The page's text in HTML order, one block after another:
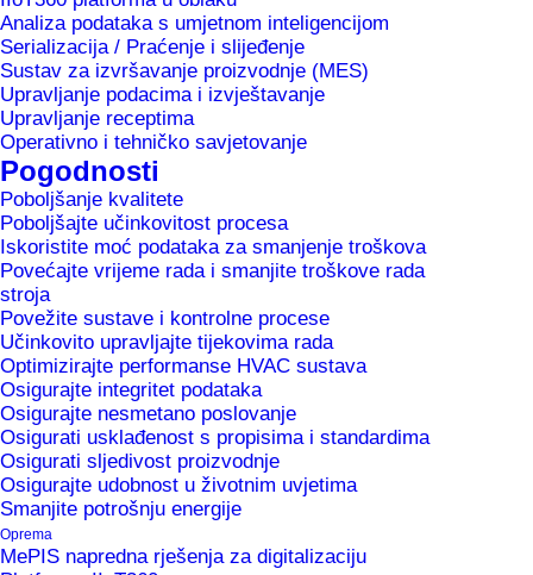
Analiza podataka s umjetnom inteligencijom
Serializacija / Praćenje i slijeđenje
Sustav za izvršavanje proizvodnje (MES)
Upravljanje podacima i izvještavanje
Upravljanje receptima
Operativno i tehničko savjetovanje
Pogodnosti
Poboljšanje kvalitete
Poboljšajte učinkovitost procesa
Iskoristite moć podataka za smanjenje troškova
Povećajte vrijeme rada i smanjite troškove rada
stroja
Povežite sustave i kontrolne procese
Učinkovito upravljajte tijekovima rada
Optimizirajte performanse HVAC sustava
Osigurajte integritet podataka
Osigurajte nesmetano poslovanje
Osigurati usklađenost s propisima i standardima
Osigurati sljedivost proizvodnje
Osigurajte udobnost u životnim uvjetima
Smanjite potrošnju energije
Oprema
MePIS napredna rješenja za digitalizaciju
grupe, jedan je od najvećih proizvođača
piva i bezalkoholnih pića u regiji. Tvrtka
proizvodi i puni svoje proizvode u svojim
pogonima u Laškom i Ljubljani. U 2021.
godini pivovara je proizvela 2,7 milijuna
hektolitara pića, od čega je preko 30%
izvezeno u inozemstvo.
Područje
Prehrambena i pićarska
Rješenja
MePIS OPEX